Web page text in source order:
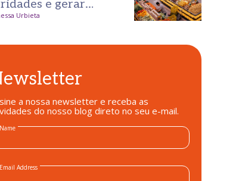
e gerar
desde o
Urbieta
a nossa newsletter e receba as
do nosso blog direto no seu e-mail.
Name
Email Address